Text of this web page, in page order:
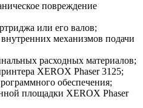
повреждение
или его валов;
внутренних механизмов подачи
расходных материалов;
XEROX Phaser 3125;
обеспечения;
площадки XEROX Phaser